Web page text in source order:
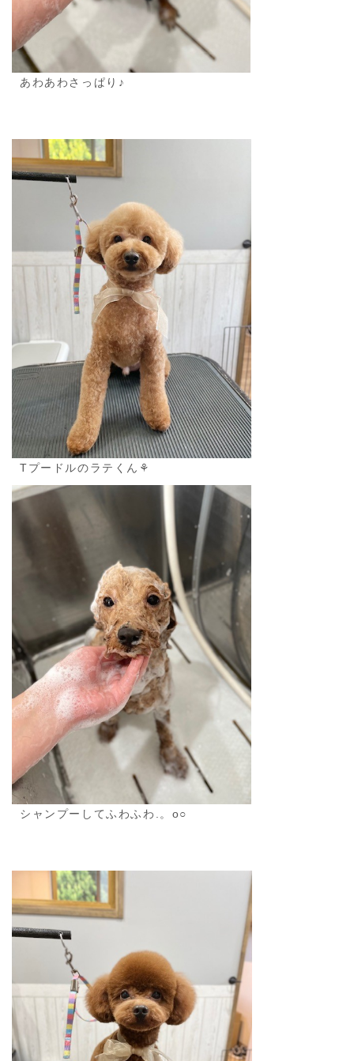
あわあわさっぱり♪
Tプードルのラテくん⚘
シャンプーしてふわふわ.。o○